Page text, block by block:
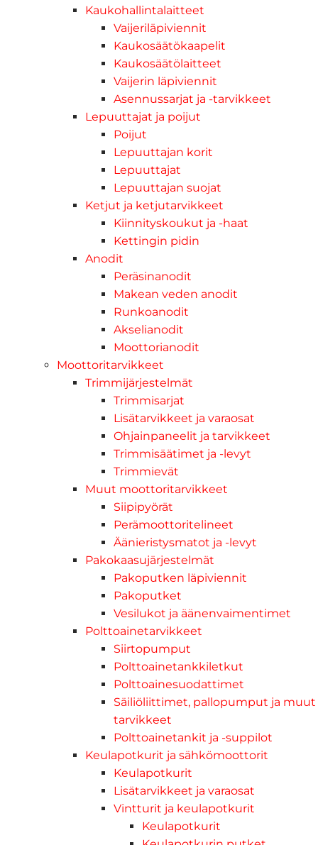
Kaukohallintalaitteet
Vaijeriläpiviennit
Kaukosäätökaapelit
Kaukosäätölaitteet
Vaijerin läpiviennit
Asennussarjat ja -tarvikkeet
Lepuuttajat ja poijut
Poijut
Lepuuttajan korit
Lepuuttajat
Lepuuttajan suojat
Ketjut ja ketjutarvikkeet
Kiinnityskoukut ja -haat
Kettingin pidin
Anodit
Peräsinanodit
Makean veden anodit
Runkoanodit
Akselianodit
Moottorianodit
Moottoritarvikkeet
Trimmijärjestelmät
Trimmisarjat
Lisätarvikkeet ja varaosat
Ohjainpaneelit ja tarvikkeet
Trimmisäätimet ja -levyt
Trimmievät
Muut moottoritarvikkeet
Siipipyörät
Perämoottoritelineet
Äänieristysmatot ja -levyt
Pakokaasujärjestelmät
Pakoputken läpiviennit
Pakoputket
Vesilukot ja äänenvaimentimet
Polttoainetarvikkeet
Siirtopumput
Polttoainetankkiletkut
Polttoainesuodattimet
Säiliöliittimet, pallopumput ja muut
tarvikkeet
Polttoainetankit ja -suppilot
Keulapotkurit ja sähkömoottorit
Keulapotkurit
Lisätarvikkeet ja varaosat
Vintturit ja keulapotkurit
Keulapotkurit